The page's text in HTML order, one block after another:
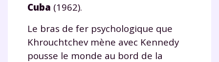
Cuba (1962).
Le bras de fer psychologique que
Khrouchtchev mène avec Kennedy
pousse le monde au bord de la